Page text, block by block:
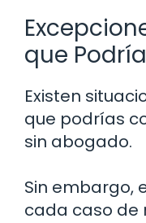
que
Existen
que podrías
sin abogado.
Sin embargo,
cada caso de